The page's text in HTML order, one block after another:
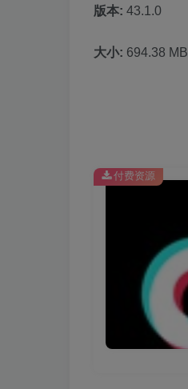
版本: 43.1.0
大小: 694.38 MB
付费资源